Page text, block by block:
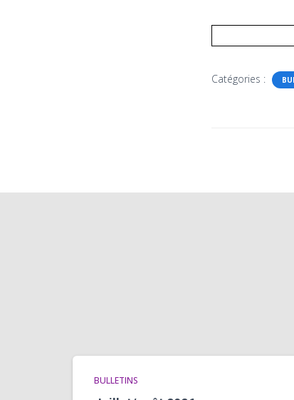
Catégories :
BULLETINS